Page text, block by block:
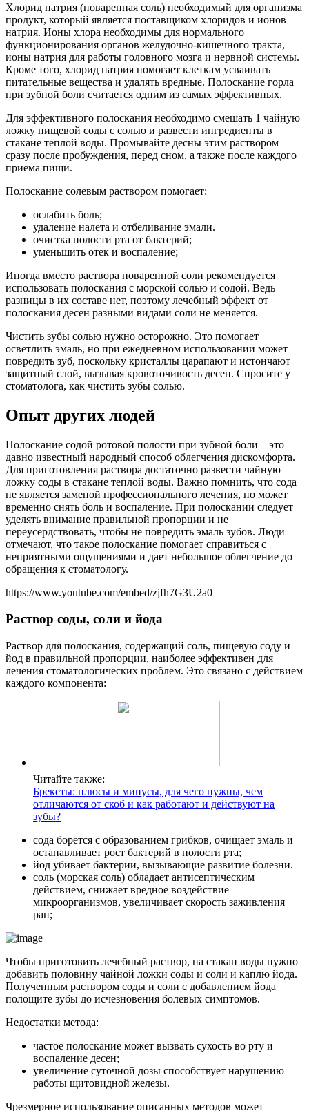
Хлорид натрия (поваренная соль) необходимый для организма
продукт, который является поставщиком хлоридов и ионов
натрия. Ионы хлора необходимы для нормального
функционирования органов желудочно-кишечного тракта,
ионы натрия для работы головного мозга и нервной системы.
Кроме того, хлорид натрия помогает клеткам усваивать
питательные вещества и удалять вредные. Полоскание горла
при зубной боли считается одним из самых эффективных.
Для эффективного полоскания необходимо смешать 1 чайную
ложку пищевой соды с солью и развести ингредиенты в
стакане теплой воды. Промывайте десны этим раствором
сразу после пробуждения, перед сном, а также после каждого
приема пищи.
Полоскание солевым раствором помогает:
ослабить боль;
удаление налета и отбеливание эмали.
очистка полости рта от бактерий;
уменьшить отек и воспаление;
Иногда вместо раствора поваренной соли рекомендуется
использовать полоскания с морской солью и содой. Ведь
разницы в их составе нет, поэтому лечебный эффект от
полоскания десен разными видами соли не меняется.
Чистить зубы солью нужно осторожно. Это помогает
осветлить эмаль, но при ежедневном использовании может
повредить зуб, поскольку кристаллы царапают и истончают
защитный слой, вызывая кровоточивость десен. Спросите у
стоматолога, как чистить зубы солью.
Опыт других людей
Полоскание содой ротовой полости при зубной боли – это
давно известный народный способ облегчения дискомфорта.
Для приготовления раствора достаточно развести чайную
ложку соды в стакане теплой воды. Важно помнить, что сода
не является заменой профессионального лечения, но может
временно снять боль и воспаление. При полоскании следует
уделять внимание правильной пропорции и не
переусердствовать, чтобы не повредить эмаль зубов. Люди
отмечают, что такое полоскание помогает справиться с
неприятными ощущениями и дает небольшое облегчение до
обращения к стоматологу.
https://www.youtube.com/embed/zjfh7G3U2a0
Раствор соды, соли и йода
Раствор для полоскания, содержащий соль, пищевую соду и
йод в правильной пропорции, наиболее эффективен для
лечения стоматологических проблем. Это связано с действием
каждого компонента:
Читайте также:
Брекеты: плюсы и минусы, для чего нужны, чем
отличаются от скоб и как работают и действуют на
зубы?
сода борется с образованием грибков, очищает эмаль и
останавливает рост бактерий в полости рта;
йод убивает бактерии, вызывающие развитие болезни.
соль (морская соль) обладает антисептическим
действием, снижает вредное воздействие
микроорганизмов, увеличивает скорость заживления
ран;
Чтобы приготовить лечебный раствор, на стакан воды нужно
добавить половину чайной ложки соды и соли и каплю йода.
Полученным раствором соды и соли с добавлением йода
полощите зубы до исчезновения болевых симптомов.
Недостатки метода:
частое полоскание может вызвать сухость во рту и
воспаление десен;
увеличение суточной дозы способствует нарушению
работы щитовидной железы.
Чрезмерное использование описанных методов может